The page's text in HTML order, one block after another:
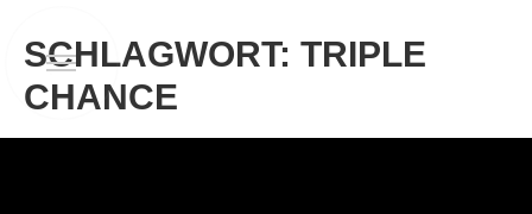
SCHLAGWORT: TRIPLE
CHANCE